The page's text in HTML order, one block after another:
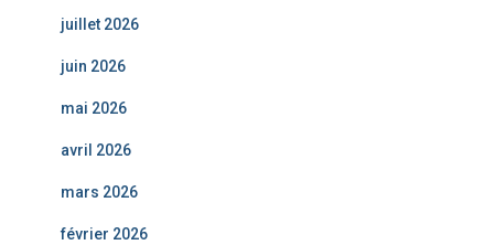
juillet 2026
juin 2026
mai 2026
avril 2026
mars 2026
février 2026